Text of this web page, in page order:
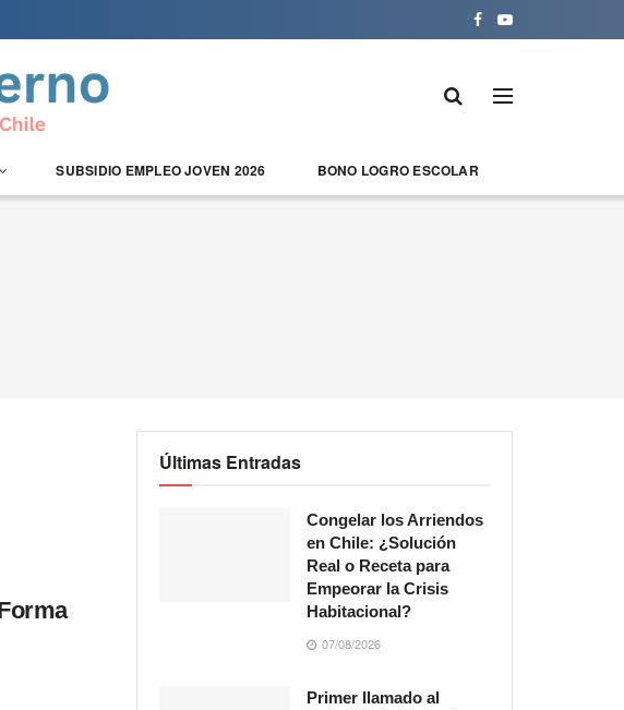
SUBSIDIO EMPLEO JOVEN 2026 BONO LOGRO ESCOLAR
Últimas Entradas
Congelar los Arriendos
en Chile: ¿Solución
Real o Receta para
Empeorar la Crisis
Habitacional?
07/08/2026
Primer llamado al